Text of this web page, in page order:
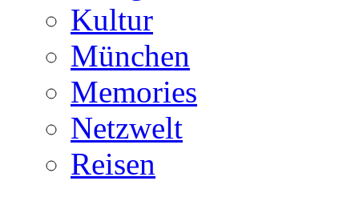
Kultur
München
Memories
Netzwelt
Reisen